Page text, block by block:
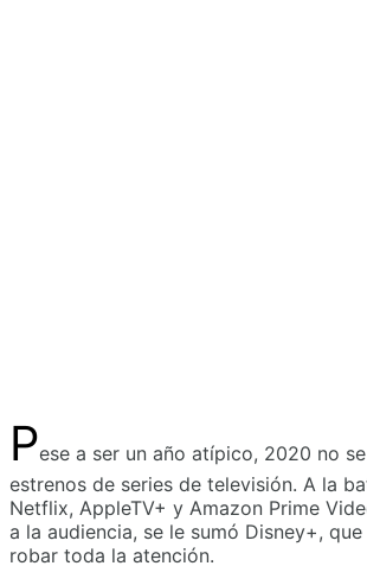
Pese a ser un año atípico, 2020 no
estrenos de series de televisión. A la
Netflix, AppleTV+ y Amazon Prime
a la audiencia, se le sumó Disney+,
robar toda la atención.